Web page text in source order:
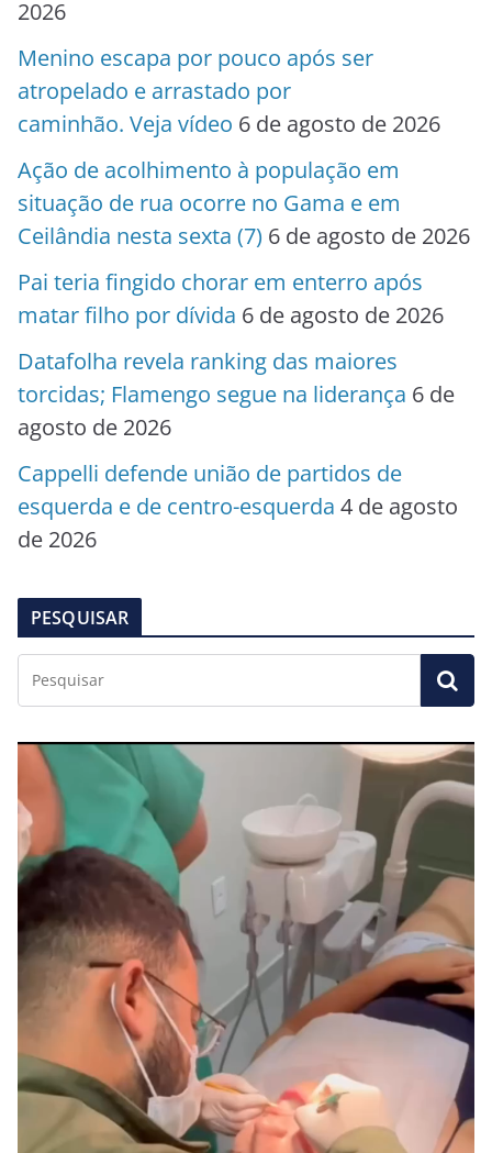
2026
Menino escapa por pouco após ser
atropelado e arrastado por
caminhão. Veja vídeo 6 de agosto de 2026
Ação de acolhimento à população em
situação de rua ocorre no Gama e em
Ceilândia nesta sexta (7) 6 de agosto de 2026
Pai teria fingido chorar em enterro após
matar filho por dívida 6 de agosto de 2026
Datafolha revela ranking das maiores
torcidas; Flamengo segue na liderança 6 de
agosto de 2026
Cappelli defende união de partidos de
esquerda e de centro-esquerda 4 de agosto
de 2026
PESQUISAR